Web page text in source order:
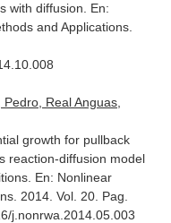
with diffusion. En:
and Applications.
Real Anguas,
growth for pullback
reaction-diffusion model
En: Nonlinear
. 2014. Vol. 20. Pag.
j.nonrwa.2014.05.003